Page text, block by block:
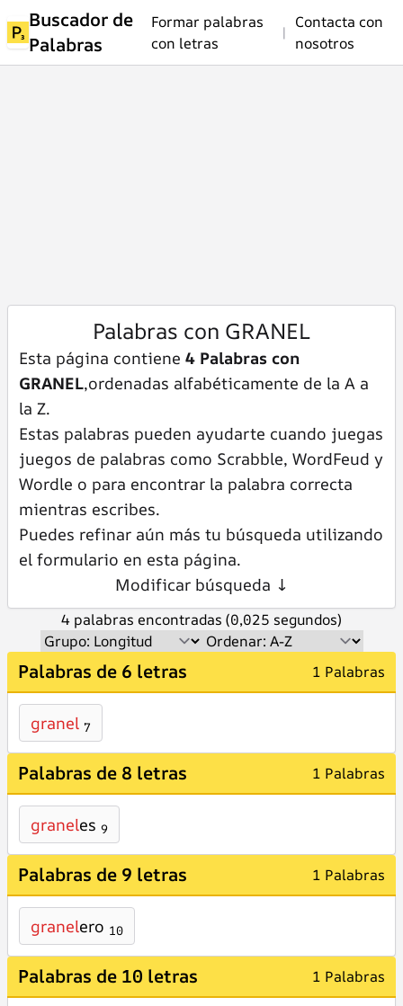
Buscador de
Palabras
Formar palabras
con letras
|
Contacta con
nosotros
Palabras con GRANEL
Esta página contiene 4 Palabras con
GRANEL,ordenadas alfabéticamente de la A a
la Z.
Estas palabras pueden ayudarte cuando juegas
juegos de palabras como Scrabble, WordFeud y
Wordle o para encontrar la palabra correcta
mientras escribes.
Puedes refinar aún más tu búsqueda utilizando
el formulario en esta página.
Modificar búsqueda ↓
4 palabras encontradas (0,025 segundos)
Palabras de 6 letras 1 Palabras
granel 7
Palabras de 8 letras 1 Palabras
graneles 9
Palabras de 9 letras 1 Palabras
granelero 10
Palabras de 10 letras 1 Palabras